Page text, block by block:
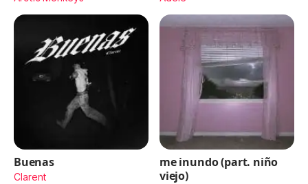
Buenas
Clarent
me inundo (part. niño
viejo)